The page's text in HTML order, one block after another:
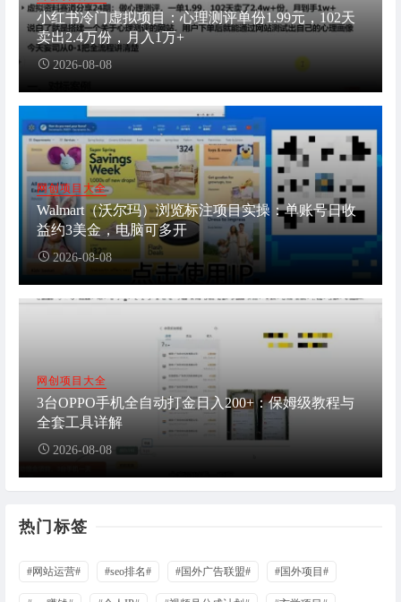
小红书冷门虚拟项目：心理测评单份1.99元，102天
卖出2.4万份，月入1万+
2026-08-08
网创项目大全
Walmart（沃尔玛）浏览标注项目实操：单账号日收
益约3美金，电脑可多开
2026-08-08
网创项目大全
3台OPPO手机全自动打金日入200+：保姆级教程与
全套工具详解
2026-08-08
热门标签
#网站运营# #seo排名# #国外广告联盟# #国外项目#